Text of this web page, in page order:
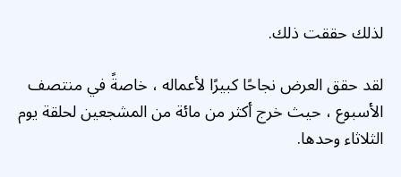
لذلك حققت ذلك.
لقد حقق العرض نجاحًا كبيرًا لأعماله ، خاصةً في منتصف
الأسبوع ، حيث خرج أكثر من مائة من المشجعين لحلقة يوم
الثلاثاء وحدها.